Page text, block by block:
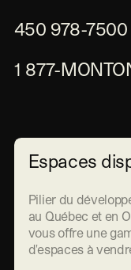
450 978-7500
1 877-
Espaces
Pilier du
au Québec et en
vous offre une
d'espaces à